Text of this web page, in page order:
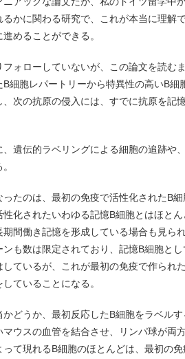
かに関わる研究で、これが本当に理解
めることができる。
フォローしていないが、この論文を読む
細胞レパートリーから特異性の高いB
次の抗原の侵入には、すでに抗原を記
、遺伝的ラベリングによる細胞の追跡や
たのは、最初の免疫で活性化されたB
性化されたいわゆる記憶B細胞とはほと
期間働き記憶を形成している場合も見ら
ンも数は限定されており、記憶B細胞と
しているが、これが最初の免疫で作られ
ていることになる。
かどうか、最初反応したB細胞をラベル
マウスの血管を結合させ、リンパ球が両
て現れるB細胞のほとんどは、最初の